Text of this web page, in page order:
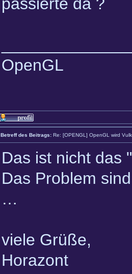
OpenGL
Betreff des Beitrags: Re: [OPENGL] OpenGL wird
Das ist nicht das
Das Problem
…
viele Grüße,
Horazont